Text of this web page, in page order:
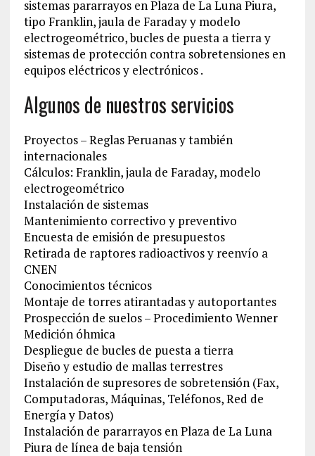
sistemas pararrayos en Plaza de La Luna Piura,
tipo Franklin, jaula de Faraday y modelo
electrogeométrico, bucles de puesta a tierra y
sistemas de protección contra sobretensiones en
equipos eléctricos y electrónicos .
Algunos de nuestros servicios
Proyectos – Reglas Peruanas y también
internacionales
Cálculos: Franklin, jaula de Faraday, modelo
electrogeométrico
Instalación de sistemas
Mantenimiento correctivo y preventivo
Encuesta de emisión de presupuestos
Retirada de raptores radioactivos y reenvío a
CNEN
Conocimientos técnicos
Montaje de torres atirantadas y autoportantes
Prospección de suelos – Procedimiento Wenner
Medición óhmica
Despliegue de bucles de puesta a tierra
Diseño y estudio de mallas terrestres
Instalación de supresores de sobretensión (Fax,
Computadoras, Máquinas, Teléfonos, Red de
Energía y Datos)
Instalación de pararrayos en Plaza de La Luna
Piura de línea de baja tensión